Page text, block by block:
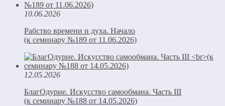
10.06.2026
Рабство времени и духа. Начало
(к семинару №189 от 11.06.2026)
12.05.2026
БлагОдурие. Искусство самообмана. Часть III
(к семинару №188 от 14.05.2026)